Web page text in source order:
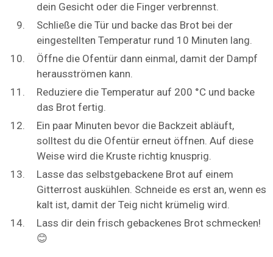
dein Gesicht oder die Finger verbrennst.
Schließe die Tür und backe das Brot bei der
eingestellten Temperatur rund 10 Minuten lang.
Öffne die Ofentür dann einmal, damit der Dampf
herausströmen kann.
Reduziere die Temperatur auf 200 °C und backe
das Brot fertig.
Ein paar Minuten bevor die Backzeit abläuft,
solltest du die Ofentür erneut öffnen. Auf diese
Weise wird die Kruste richtig knusprig.
Lasse das selbstgebackene Brot auf einem
Gitterrost auskühlen. Schneide es erst an, wenn es
kalt ist, damit der Teig nicht krümelig wird.
Lass dir dein frisch gebackenes Brot schmecken!
😊